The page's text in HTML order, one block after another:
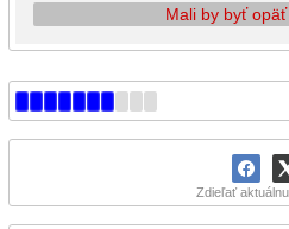
Zdieľať
Mali by byť opäť